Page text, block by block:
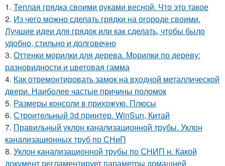
1. Теплая грядка своими руками весной. Что это такое
2. Из чего можно сделать грядки на огороде своими.
Лучшие идеи для грядок или как сделать, чтобы было
удобно, стильно и долговечно
3. Оттенки морилки для дерева. Морилки по дереву:
разновидности и цветовая гамма
4. Как отремонтировать замок на входной металлической
двери. Наиболее частые причины поломок
5. Размеры консоли в прихожую. Плюсы
6. Строительный 3d принтер. WinSun, Китай
7. Правильный уклон канализационной трубы. Уклон
канализационных труб по СНиП
8. Уклон канализационной трубы по СНИП н. Какой
документ регламентирует параметры домашней